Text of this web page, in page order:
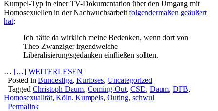
Kumpel-Typ in einer TV-Dokumentation über den Umgang mit
Homosexuellen in der Nachwuchsarbeit folgendermaßen geäußert
hat:
Ich hätte da wirklich meine Bedenken, wenn dort von
Theo Zwanziger irgendwelche
Liberalisierungsgedanken einfließen sollten.
… […] WEITERLESEN
Posted in Bundesliga, Kurioses, Uncategorized
Tagged Christoph Daum, Coming-Out, CSD, Daum, DFB,
Homosexualität, Köln, Kumpels, Outing, schwul
Permalink